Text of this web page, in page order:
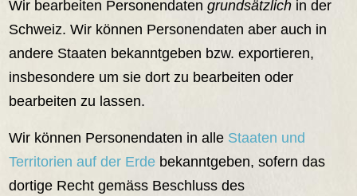
Wir bearbeiten Personendatengrundsätzlich in der
Schweiz. Wir können Personendaten aber auch in
andere Staaten bekanntgeben bzw. exportieren,
insbesondere um sie dort zu bearbeiten oder
bearbeiten zu lassen.
Wir können Personendaten in alle Staaten und
Territorien auf der Erde bekanntgeben, sofern das
dortige Recht gemäss Beschluss des